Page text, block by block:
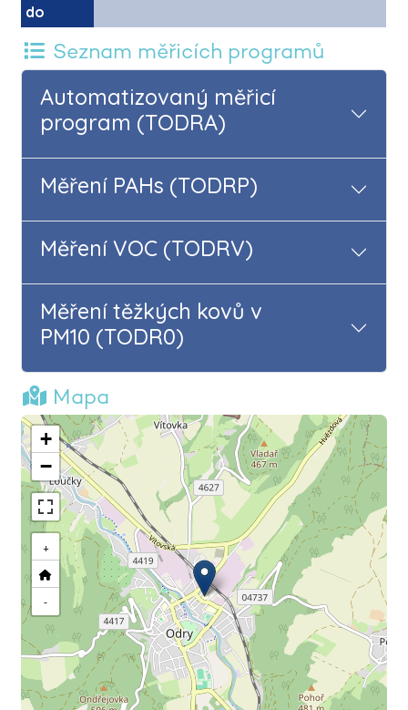
do
Seznam měřicích programů
Automatizovaný měřicí
program (TODRA)
Měření PAHs (TODRP)
Měření VOC (TODRV)
Měření těžkých kovů v
PM10 (TODR0)
Mapa
+
−
+
-